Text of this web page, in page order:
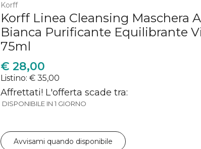
Korff
Korff Linea Cleansing Maschera
Bianca Purificante Equilibrante
75ml
€28,00
Listino: € 35,00
Affrettati! L'offerta scade tra:
DISPONIBILE IN 1 GIORNO
Avvisami quando disponibile